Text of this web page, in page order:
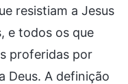
resistiam a Jesus
e todos os que
proferidas por
Deus. A definição